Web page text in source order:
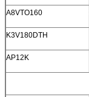
A8VTO160
K3V180DTH
AP12K